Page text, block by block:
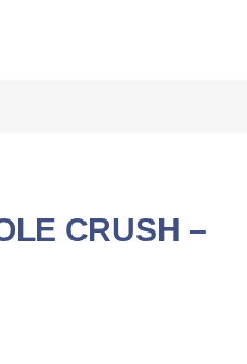
CRUSH –